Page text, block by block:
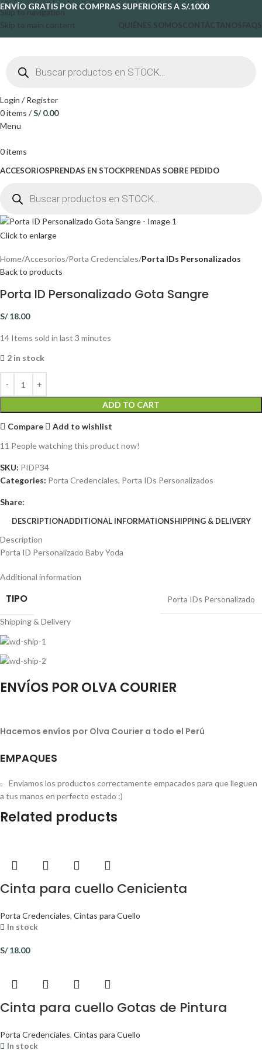
Skip to navigation
Skip to main content
ENVÍO GRATIS POR COMPRAS SUPERIORES A S/.1000
QUIÉNES SOMOSCONTÁCTANOSFAQS
Login / Register
0items /S/0.00
Menu
0items
ACCESORIOSPRENDAS EN STOCKPRENDAS SOBRE PEDIDO
Click to enlarge
Home Accesorios Porta Credenciales Porta IDs Personalizados
Back to products
Porta ID Personalizado Gota Sangre
S/18.00
14 Items sold in last 3 minutes
2 in stock
ADD TO CART
Compare
Add to wishlist
11 People watching this product now!
SKU: PIDP34
Categories: Porta Credenciales, Porta IDs Personalizados
Share:
DESCRIPTIONADDITIONAL INFORMATIONSHIPPING & DELIVERY
Description
Porta ID Personalizado Baby Yoda
Additional information
TIPO Porta IDs Personalizado
Shipping & Delivery
ENVÍOS POR OLVA COURIER
Hacemos envíos por Olva Courier a todo el Perú
EMPAQUES
Enviamos los productos correctamente empacados para que lleguen
a tus manos en perfecto estado :)
Related products
Cinta para cuello Cenicienta
Porta Credenciales, Cintas para Cuello
In stock
S/18.00
Cinta para cuello Gotas de Pintura
Porta Credenciales, Cintas para Cuello
In stock